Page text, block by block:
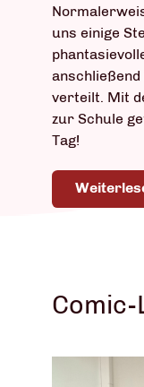
uns einige
verteilt. Mit
zur Schule
Tag!
Comic-